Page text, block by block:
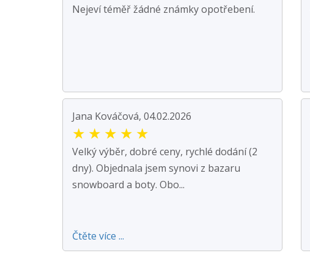
Nejeví téměř žádné známky opotřebení.
Jana Kováčová, 04.02.2026
★ ★ ★ ★ ★
Velký výběr, dobré ceny, rychlé dodání (2
dny). Objednala jsem synovi z bazaru
snowboard a boty. Obo...
Čtěte více ...